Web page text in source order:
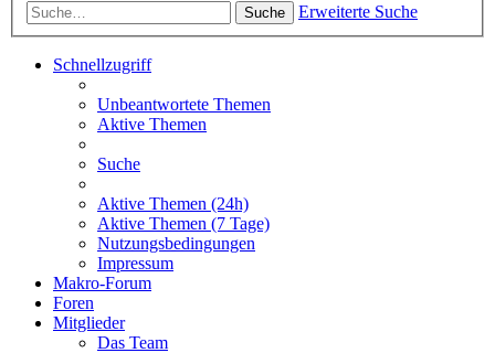
Suche Erweiterte Suche
Schnellzugriff
Unbeantwortete Themen
Aktive Themen
Suche
Aktive Themen (24h)
Aktive Themen (7 Tage)
Nutzungsbedingungen
Impressum
Makro-Forum
Foren
Mitglieder
Das Team